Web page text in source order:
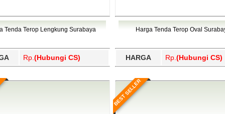
Wakatobi, Waropen, Way Kanan, Wonogiri, Wonosobo,
Tenda Terop Lengkung Surabaya
Rp. (Hubungi CS)
Harga Tenda Terop Oval
HARGA Rp. (Hubungi CS)
BEST SELLER